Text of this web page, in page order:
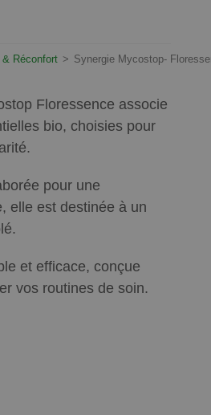
Réconfort > Synergie Mycostop-
Floressence associe
bio, choisies pour
pour une
elle est destinée à un
et efficace, conçue
vos routines de soin.